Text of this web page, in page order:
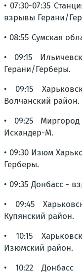
• 07:30-07:35
взрывы Герани/
• 08:55 Сумская
• 09:15
Герани/Герберы.
• 09:15
Волчанский район.
• 09:25
Искандер-М.
• 09:30 Изюм
Герберы.
• 09:35 Донбасс -
• 09:45
Купянский район.
• 10:15
Изюмский район.
• 10:22